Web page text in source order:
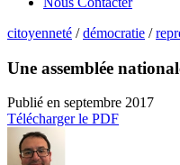
citoyenneté /démocratie /
Une assemblée
Publié en septembre 2017
Télécharger le PDF